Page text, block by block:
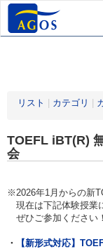
リスト カテゴリ
TOEFL iBT(R)
会
※2026年1月からの新
現在は下記体験授業
ぜひご参加ください！
・
【新形式対応】